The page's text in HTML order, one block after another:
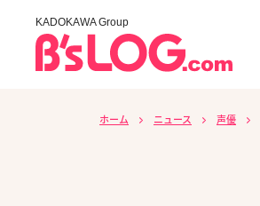
KADOKAWA Group
ホーム ニュース 声優